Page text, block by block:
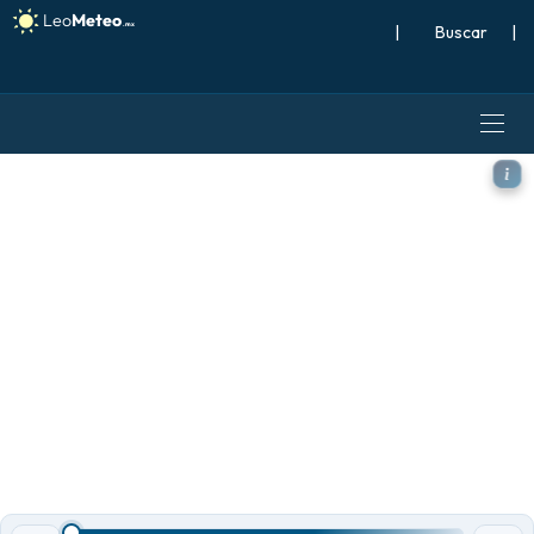
| |
ECMWF IFS 0.25° modelo